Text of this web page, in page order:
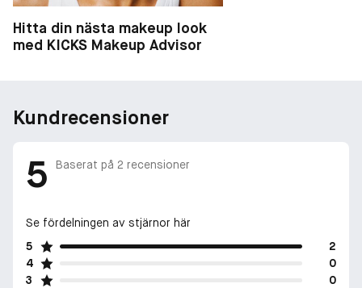
Hitta din nästa makeup look
med KICKS Makeup Advisor
Kundrecensioner
5 Baserat på 2 recensioner
Se fördelningen av stjärnor här
5
2
4
0
3
0